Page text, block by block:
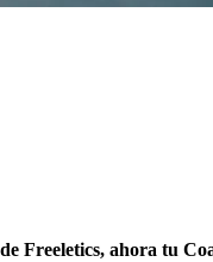
ahora tu